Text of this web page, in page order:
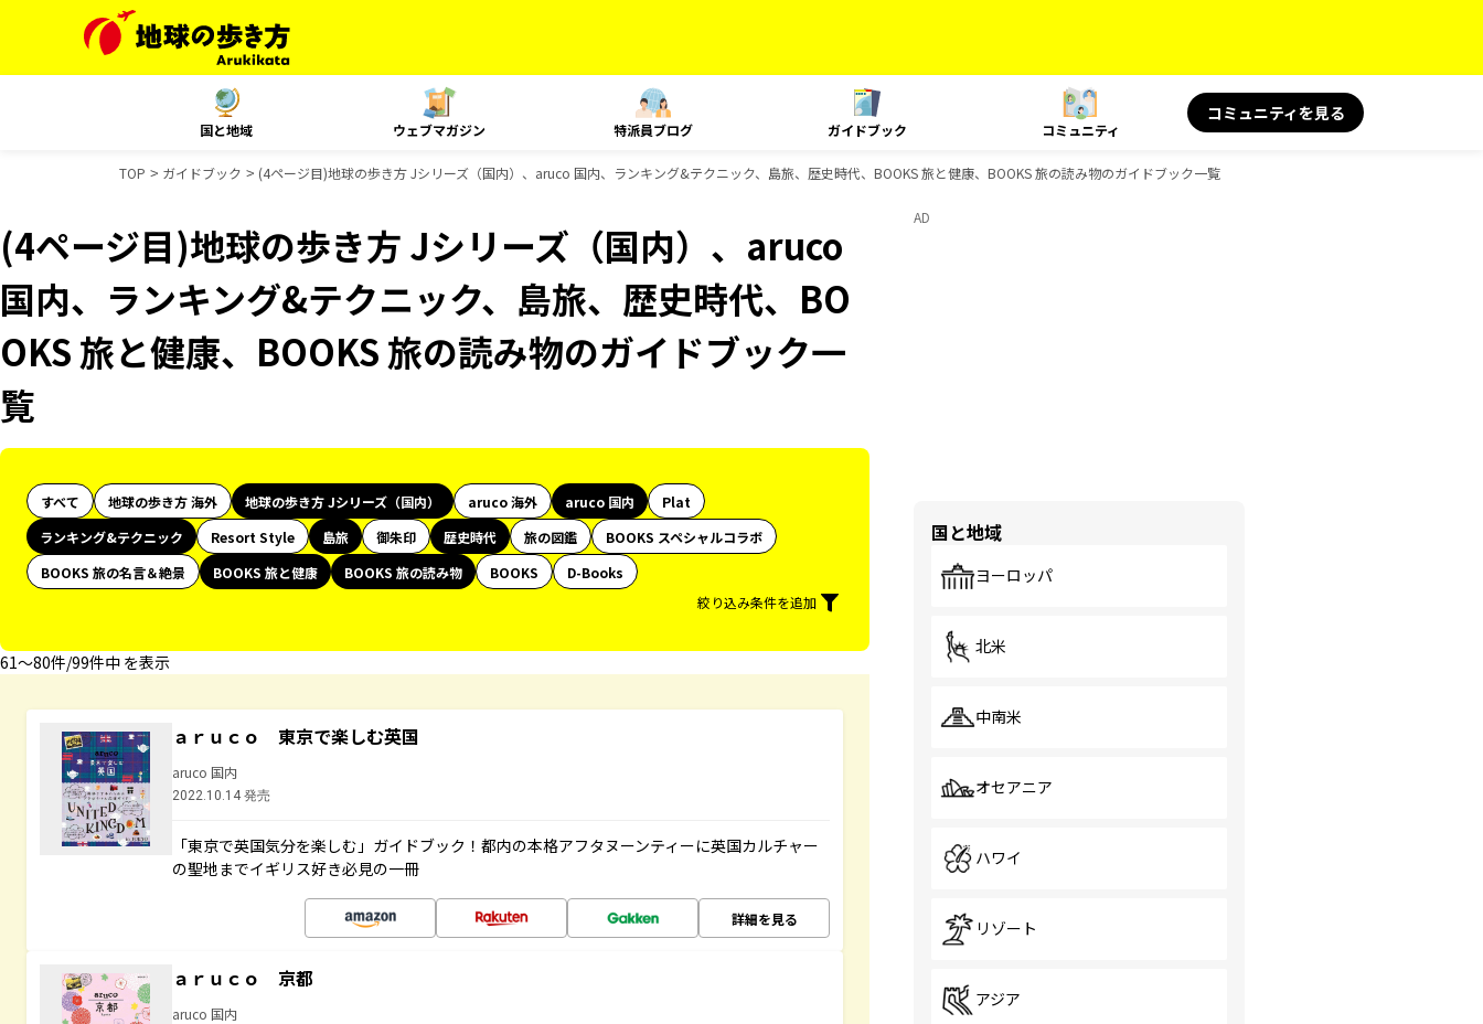
国と地域 ウェブマガジン 特派員ブログ ガイドブック コミュニティ
コミュニティを見る
TOP ガイドブック (4ページ目)地球の歩き方 Jシリーズ（国内）、aruco 国内、ランキング&テクニック、島旅、歴史時代、BOOKS 旅と健康、BOOKS 旅の読み物のガイドブック一覧
(4ページ目)地球の歩き方 Jシリーズ（国内）、aruco
国内、ランキング&テクニック、島旅、歴史時代、BO
OKS 旅と健康、BOOKS 旅の読み物のガイドブック一
覧
すべて 地球の歩き方 海外 地球の歩き方 Jシリーズ（国内） aruco 海外 aruco 国内
Plat
ランキング&テクニック
Resort Style 島旅 御朱印 歴史時代 旅の図鑑
BOOKS スペシャルコラボ
BOOKS 旅の名言＆絶景
BOOKS 旅と健康 BOOKS 旅の読み物 BOOKS
D-Books
絞り込み条件を追加
61〜80件/99件中 を表示
ａｒｕｃｏ 東京で楽しむ英国
aruco 国内
2022.10.14 発売
「東京で英国気分を楽しむ」ガイドブック！都内の本格アフタヌーンティーに英国カルチャー
の聖地までイギリス好き必見の一冊
詳細を見る
ａｒｕｃｏ 京都
aruco 国内
AD
国と地域
ヨーロッパ
北米
中南米
オセアニア
ハワイ
リゾート
アジア